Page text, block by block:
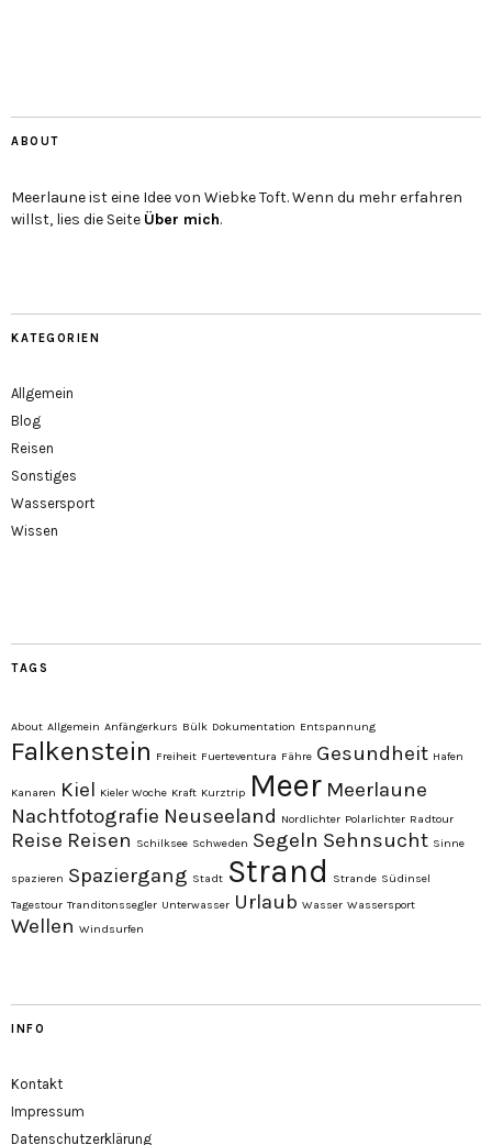
ABOUT
Meerlaune ist eine Idee von Wiebke Toft. Wenn du mehr erfahren
willst, lies die Seite Über mich.
KATEGORIEN
Allgemein
Blog
Reisen
Sonstiges
Wassersport
Wissen
TAGS
About Allgemein Anfängerkurs Bülk Dokumentation Entspannung
Falkenstein Freiheit Fuerteventura Fähre Gesundheit Hafen
Kanaren Kiel Kieler Woche Kraft Kurztrip Meer Meerlaune
Nachtfotografie Neuseeland Nordlichter Polarlichter Radtour
Reise Reisen Schilksee Schweden Segeln Sehnsucht Sinne
spazieren Spaziergang Stadt Strand Strande Südinsel
Tagestour Tranditonssegler Unterwasser Urlaub Wasser Wassersport
Wellen Windsurfen
INFO
Kontakt
Impressum
Datenschutzerklärung